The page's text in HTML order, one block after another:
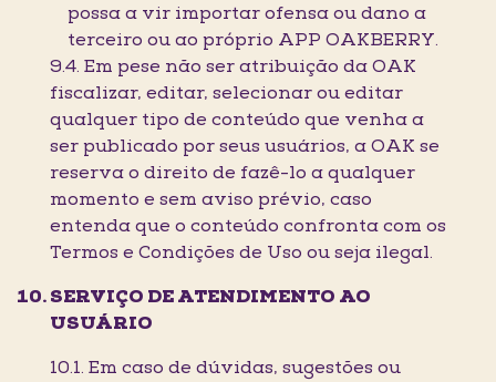
possa a vir importar ofensa ou dano a
terceiro ou ao próprio APP OAKBERRY.
9.4. Em pese não ser atribuição da OAK
fiscalizar, editar, selecionar ou editar
qualquer tipo de conteúdo que venha a
ser publicado por seus usuários, a OAK se
reserva o direito de fazê-lo a qualquer
momento e sem aviso prévio, caso
entenda que o conteúdo confronta com os
Termos e Condições de Uso ou seja ilegal.
SERVIÇO DE ATENDIMENTO AO
USUÁRIO
10.1. Em caso de dúvidas, sugestões ou